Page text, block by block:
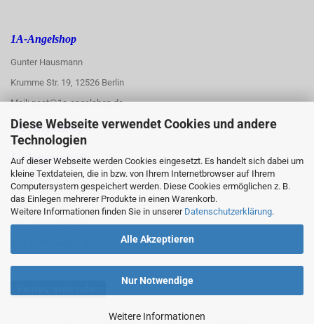
Diese Webseite verwendet Cookies und andere
Technologien
Auf dieser Webseite werden Cookies eingesetzt. Es handelt sich dabei um
kleine Textdateien, die in bzw. von Ihrem Internetbrowser auf Ihrem
Computersystem gespeichert werden. Diese Cookies ermöglichen z. B.
das Einlegen mehrerer Produkte in einen Warenkorb.
Weitere Informationen finden Sie in unserer Datenschutzerklärung.
Alle Akzeptieren
Nur Notwendige
Weitere Informationen
1A-Angelshop
Gunter Hausmann
Krumme Str. 19, 12526 Berlin
Mail: post@1a-angelshop.de
1A-Angelshop-
Ladengeschäft::
Regattastr. 66
12527 Berlin
Tel.: 030/67890006
Mobil/WhatsApp: 0176 550 90 773